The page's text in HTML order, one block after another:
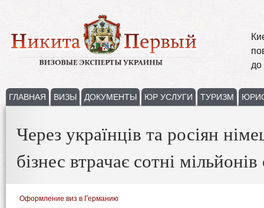
до
ГЛАВНАЯ ВИЗЫ ДОКУМЕНТЫ ЮР УСЛУГИ ТУРИЗМ
Через українців та росіян
бізнес втрачає сотні
Оформление виз в Германию